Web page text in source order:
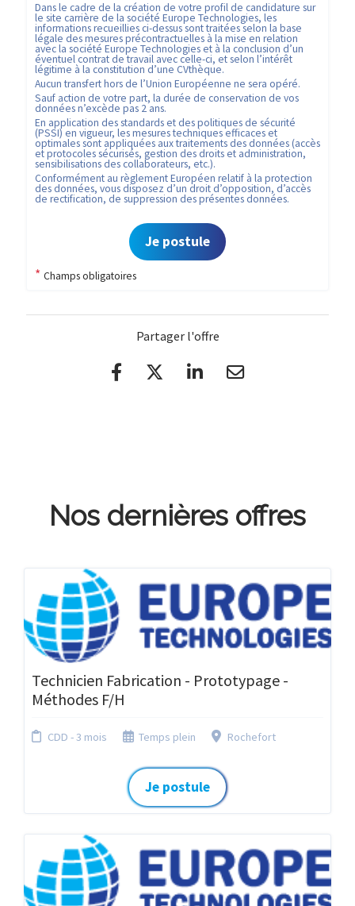
Dans le cadre de la création de votre profil de candidature sur
le site carrière de la société Europe Technologies, les
informations recueillies ci-dessus sont traitées selon la base
légale des mesures précontractuelles à la mise en relation
avec la société Europe Technologieset à la conclusion d’un
éventuel contrat de travail avec celle-ci, et selon l’intérêt
légitime à la constitution d’une CVthèque.
Aucun transfert hors de l’Union Européenne ne sera opéré.
Sauf action de votre part, la durée de conservation de vos
données n’excède pas 2ans.
En application des standards et des politiques de sécurité
(PSSI) en vigueur, les mesures techniques efficaces et
optimales sont appliquées aux traitements des données (accès
et protocoles sécurisés, gestion des droits et administration,
sensibilisations des collaborateurs, etc.).
Conformément au règlement Européen relatif à la protection
des données, vous disposez d’un droit d’opposition, d’accès
de rectification, de suppression des présentes données.
Je postule
* Champs obligatoires
Partager l'offre
Nos dernières offres
Technicien Fabrication - Prototypage -
Méthodes F/H
CDD - 3 mois Temps plein Rochefort
Je postule